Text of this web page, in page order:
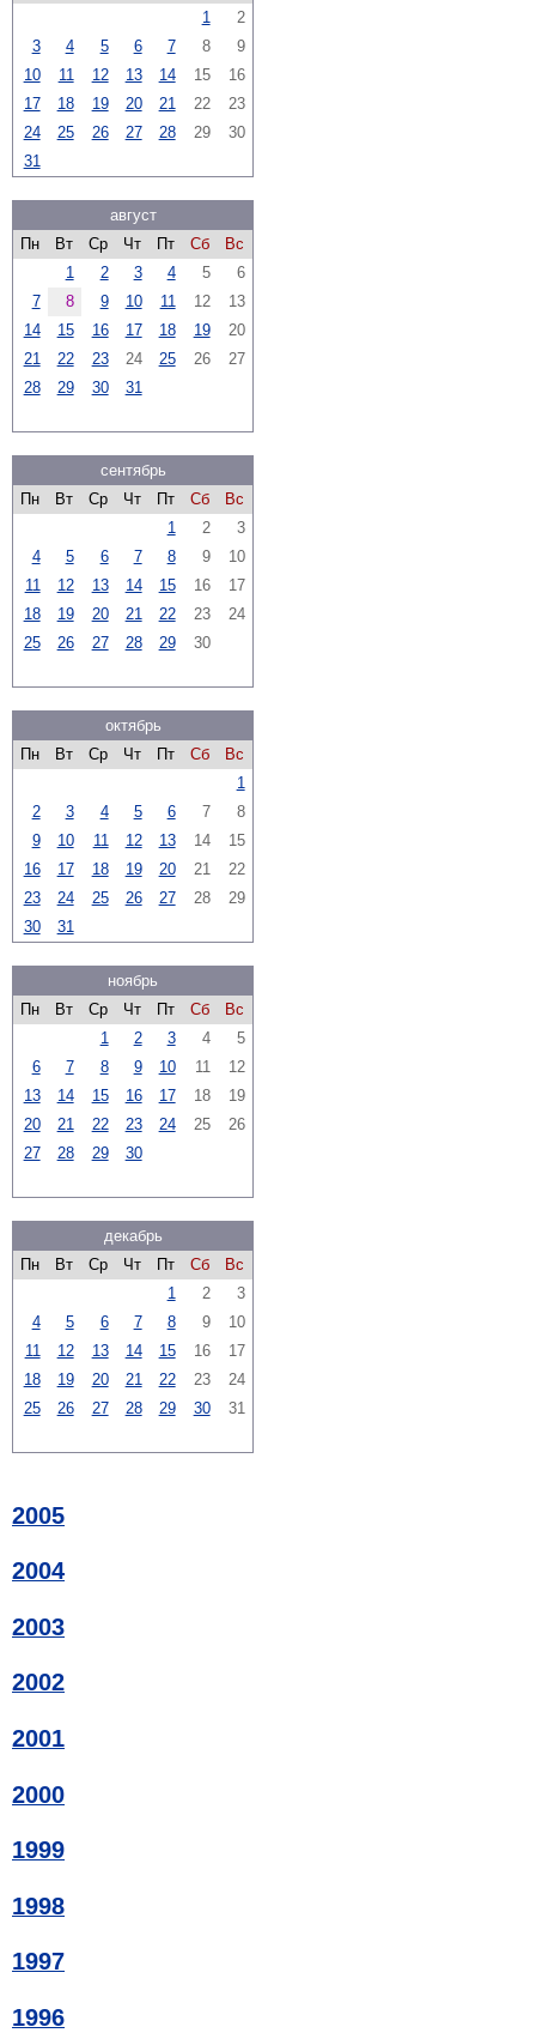
1
2
3
4 5 6 7 8
9
10
11 12 13 14 15
16
17
18 19 20 21 22
23
24
25 26 27 28 29
30
31
август
Пн
Вт Ср Чт Пт Сб
Вс
1
2 3 4 5
6
7
8 9 10 11 12
13
14
15 16 17 18 19
20
21
22 23 24 25 26
27
28
29 30 31
сентябрь
Пн
Вт Ср Чт Пт Сб
Вс
1
2
3
4
5 6 7 8 9
10
11
12 13 14 15 16
17
18
19 20 21 22 23
24
25
26 27 28 29 30
октябрь
Пн
Вт Ср Чт Пт Сб
Вс
1
2
3 4 5 6 7
8
9
10 11 12 13 14
15
16
17 18 19 20 21
22
23
24 25 26 27 28
29
30
31
ноябрь
Пн
Вт Ср Чт Пт Сб
Вс
1
2 3 4
5
6
7 8 9 10 11
12
13
14 15 16 17 18
19
20
21 22 23 24 25
26
27
28 29 30
декабрь
Пн
Вт Ср Чт Пт Сб
Вс
1
2
3
4
5 6 7 8 9
10
11
12 13 14 15 16
17
18
19 20 21 22 23
24
25
26 27 28 29 30 31
2005
2004
2003
2002
2001
2000
1999
1998
1997
1996